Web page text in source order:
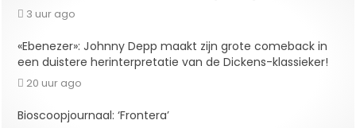
3 uur ago
«Ebenezer»: Johnny Depp maakt zijn grote comeback in
een duistere herinterpretatie van de Dickens-klassieker!
20 uur ago
Bioscoopjournaal: ‘Frontera’